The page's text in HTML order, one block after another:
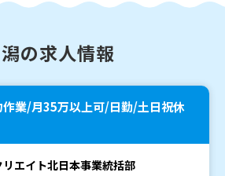
の求人情報
業/月35万以上可/日勤/土日祝休
エイト北日本事業統括部